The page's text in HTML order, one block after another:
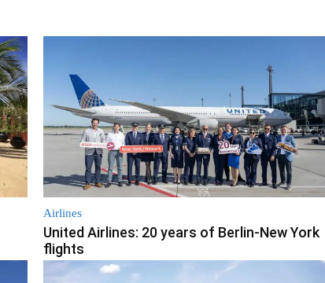
Airlines
United Airlines: 20 years of Berlin-New York
flights